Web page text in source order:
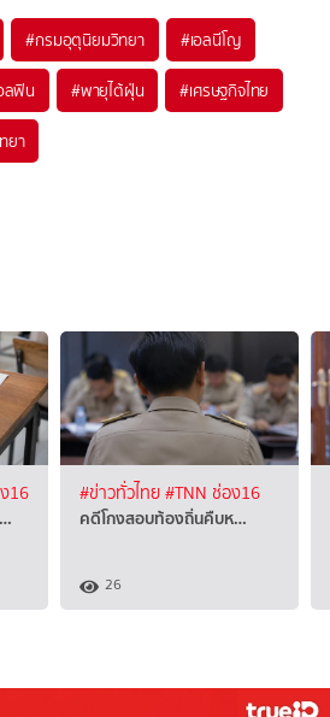
#กรมอุตุนิยมวิทยา #เอลนีโญ
ลฟิน #พายุไต้ฝุ่น #เศรษฐกิจไทย
ยา
16 #ข่าวทั่วไทย#TNN ช่อง16
คดีโกงสอบท้องถิ่นคืบห…
26